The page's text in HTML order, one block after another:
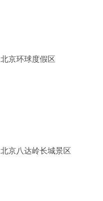
北京环球度假区
北京八达岭长城景区